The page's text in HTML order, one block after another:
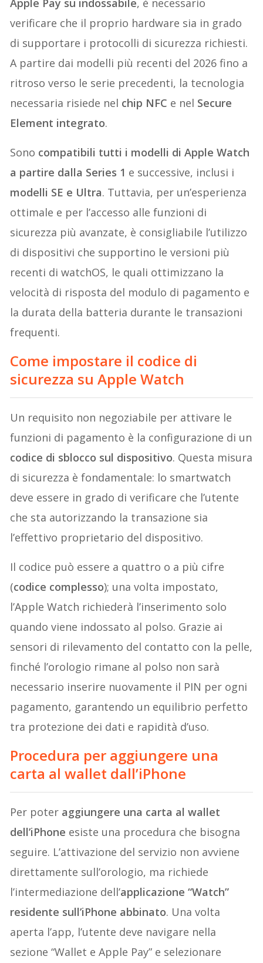
Apple Pay su indossabile, è necessario
verificare che il proprio hardware sia in grado
di supportare i protocolli di sicurezza richiesti.
A partire dai modelli più recenti del 2026 fino a
ritroso verso le serie precedenti, la tecnologia
necessaria risiede nel chip NFC e nel Secure
Element integrato.
Sono compatibili tutti i modelli di Apple Watch
a partire dalla Series 1 e successive, inclusi i
modelli SE e Ultra. Tuttavia, per un’esperienza
ottimale e per l’accesso alle funzioni di
sicurezza più avanzate, è consigliabile l’utilizzo
di dispositivi che supportino le versioni più
recenti di watchOS, le quali ottimizzano la
velocità di risposta del modulo di pagamento e
la durata della batteria durante le transazioni
frequenti.
Come impostare il codice di
sicurezza su Apple Watch
Un requisito non negoziabile per attivare le
funzioni di pagamento è la configurazione di un
codice di sblocco sul dispositivo. Questa misura
di sicurezza è fondamentale: lo smartwatch
deve essere in grado di verificare che l’utente
che sta autorizzando la transazione sia
l’effettivo proprietario del dispositivo.
Il codice può essere a quattro o a più cifre
(codice complesso); una volta impostato,
l’Apple Watch richiederà l’inserimento solo
quando viene indossato al polso. Grazie ai
sensori di rilevamento del contatto con la pelle,
finché l’orologio rimane al polso non sarà
necessario inserire nuovamente il PIN per ogni
pagamento, garantendo un equilibrio perfetto
tra protezione dei dati e rapidità d’uso.
Procedura per aggiungere una
carta al wallet dall’iPhone
Per poter aggiungere una carta al wallet
dell’iPhone esiste una procedura che bisogna
seguire. L’attivazione del servizio non avviene
direttamente sull’orologio, ma richiede
l’intermediazione dell’applicazione “Watch”
residente sull’iPhone abbinato. Una volta
aperta l’app, l’utente deve navigare nella
sezione “Wallet e Apple Pay” e selezionare